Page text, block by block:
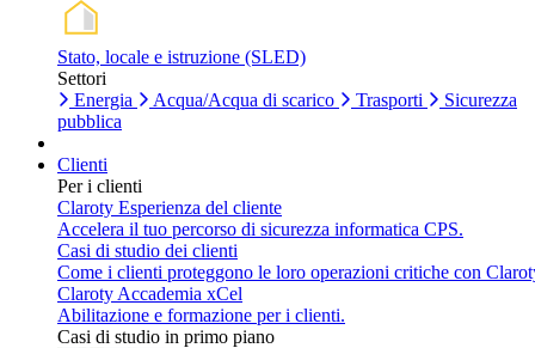
Stato, locale e istruzione (SLED)
Settori
Energia
Acqua/Acqua di scarico Trasporti
Sicurezza
pubblica
Clienti
Per i clienti
Claroty Esperienza del cliente
Accelera il tuo percorso di sicurezza informatica CPS.
Casi di studio dei clienti
Come i clienti proteggono le loro operazioni critiche con
Claroty Accademia xCel
Abilitazione e formazione per i clienti.
Casi di studio in primo piano